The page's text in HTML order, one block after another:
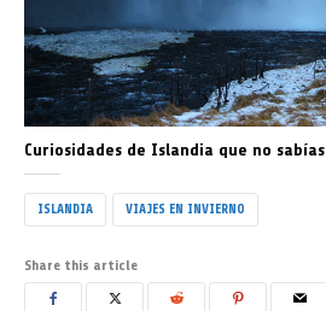
Curiosidades de Islandia que no sabías
ISLANDIA VIAJES EN INVIERNO
Share this article